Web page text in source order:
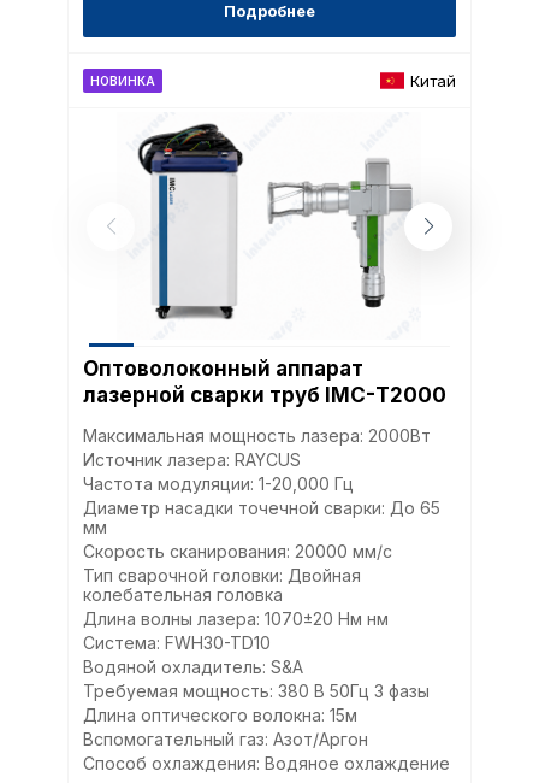
Подробнее
НОВИНКА Китай
Оптоволоконный аппарат
лазерной сварки труб IMC-Т2000
Максимальная мощность лазера: 2000Вт
Источник лазера: RAYCUS
Частота модуляции: 1-20,000 Гц
Диаметр насадки точечной сварки: До 65
мм
Скорость сканирования: 20000 мм/с
Тип сварочной головки: Двойная
колебательная головка
Длина волны лазера: 1070±20 Нм нм
Система: FWH30-TD10
Водяной охладитель: S&A
Требуемая мощность: 380 В 50Гц 3 фазы
Длина оптического волокна: 15м
Вспомогательный газ: Азот/Аргон
Способ охлаждения: Водяное охлаждение
Политика в